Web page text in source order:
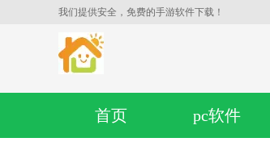
我们提供安全，免费的手游软件下载！
首页 pc软件